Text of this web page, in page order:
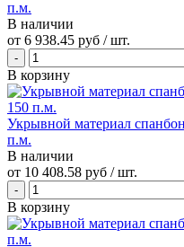
п.м.
В наличии
от 6 938.45 руб / шт.
В корзину
Укрывной материал
п.м.
В наличии
от 10 408.58 руб / шт.
В корзину